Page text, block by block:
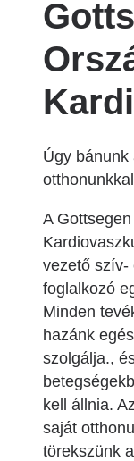
Úgy
A
vezető szív-
foglalkozó
Minden
hazánk
szolgálja.,
kell állnia.
saját
törekszünk